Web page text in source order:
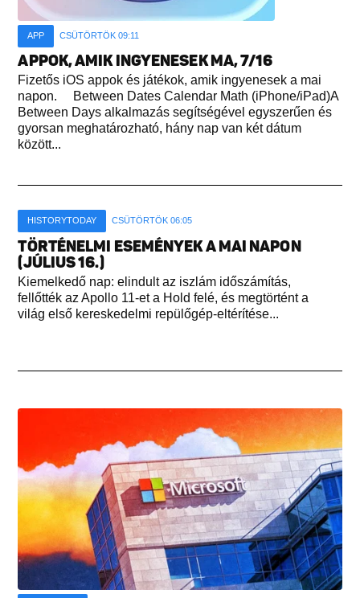
APP CSÜTÖRTÖK 09:11
APPOK, AMIK INGYENESEK MA, 7/16
Fizetős iOS appok és játékok, amik ingyenesek a mai
napon. Between Dates Calendar Math (iPhone/iPad)A
Between Days alkalmazás segítségével egyszerűen és
gyorsan meghatározható, hány nap van két dátum
között...
HISTORYTODAY CSÜTÖRTÖK 06:05
TÖRTÉNELMI ESEMÉNYEK A MAI NAPON
(JÚLIUS 16.)
Kiemelkedő nap: elindult az iszlám időszámítás,
fellőtték az Apollo 11-et a Hold felé, és megtörtént a
világ első kereskedelmi repülőgép-eltérítése...